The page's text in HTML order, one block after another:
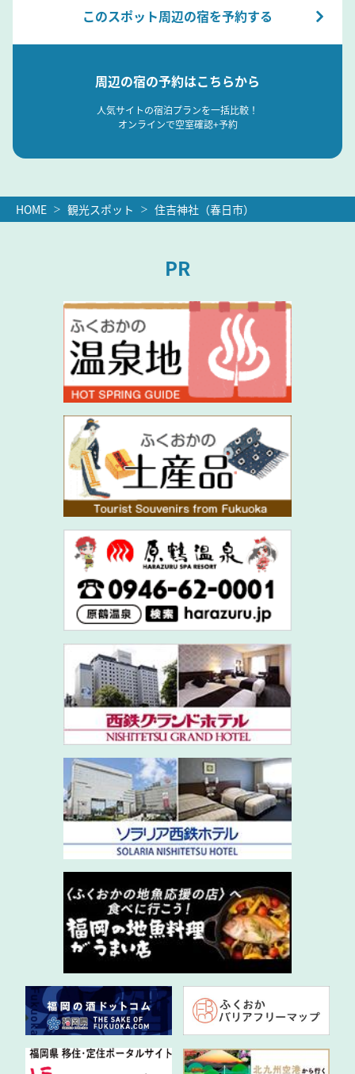
このスポット周辺の宿を予約する
周辺の宿の予約はこちらから
人気サイトの宿泊プランを一括比較！
オンラインで空室確認+予約
HOME 観光スポット 住吉神社（春日市）
PR